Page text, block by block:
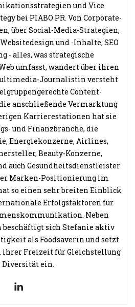
und Vice
bei PIABO PR. Von Corporate-
über Social-Media-Strategien,
und -Inhalte, SEO
- alles, was strategische
umfasst, wandert über ihren
Journalistin versteht
Content-
anschließende Vermarktung
Karrierestationen hat sie
und Finanzbranche, die
Energiekonzerne, Airlines,
Beauty-Konzerne,
auch Gesundheitsdienstleister
Marken-Positionierung im
so einen sehr breiten Einblick
Erfolgsfaktoren für
Neben
sich Stefanie aktiv
als Foodsaverin und setzt
ihrer Freizeit für Gleichstellung
Diversität ein.